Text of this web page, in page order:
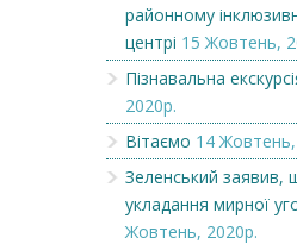
районному
центрі 15 Жовтень,
Пізнавальна
2020р.
Вітаємо 14
Зеленський заявив,
укладання мирної
Жовтень, 2020р.